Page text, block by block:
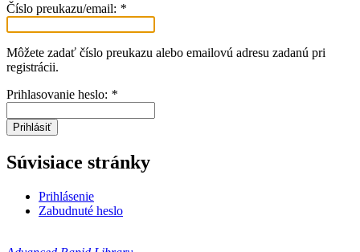
Číslo preukazu/email: *
Môžete zadať číslo preukazu alebo emailovú adresu zadanú pri
registrácii.
Prihlasovanie heslo: *
Prihlásiť
Súvisiace stránky
Prihlásenie
Zabudnuté heslo